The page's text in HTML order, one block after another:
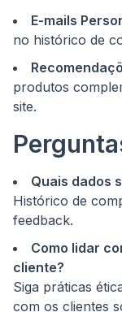
E-mails
no histórico de
produtos
site.
Quais dados
Histórico de
feedback.
Como lidar
cliente?
Siga práticas
com os clientes